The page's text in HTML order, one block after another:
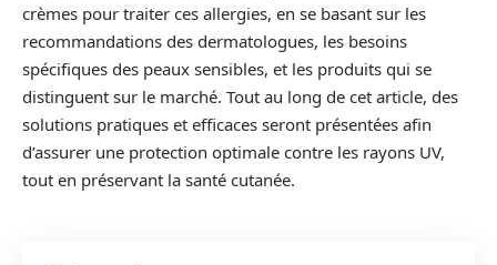
crèmes pour traiter ces allergies, en se basant sur les
recommandations des dermatologues, les besoins
spécifiques des peaux sensibles, et les produits qui se
distinguent sur le marché. Tout au long de cet article, des
solutions pratiques et efficaces seront présentées afin
d’assurer une protection optimale contre les rayons UV,
tout en préservant la santé cutanée.